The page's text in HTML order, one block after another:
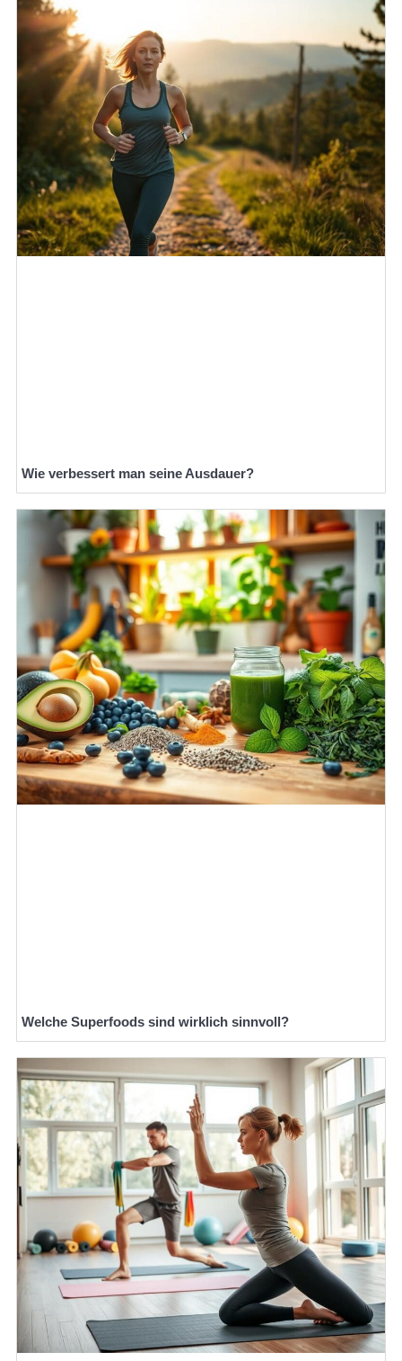
Wie verbessert man seine Ausdauer?
Welche Superfoods sind wirklich sinnvoll?